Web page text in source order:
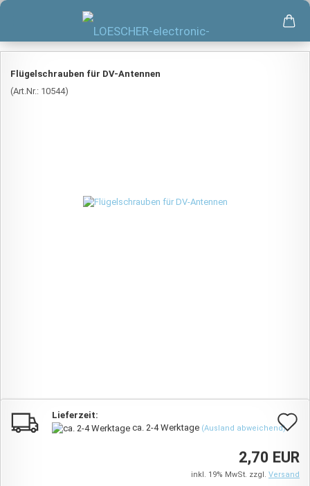
Flügelschrauben für DV-Antennen
(Art.Nr.: 10544)
Lieferzeit:
ca. 2-4 Werktage (Ausland abweichend)
2,70 EUR
inkl. 19% MwSt. zzgl. Versand